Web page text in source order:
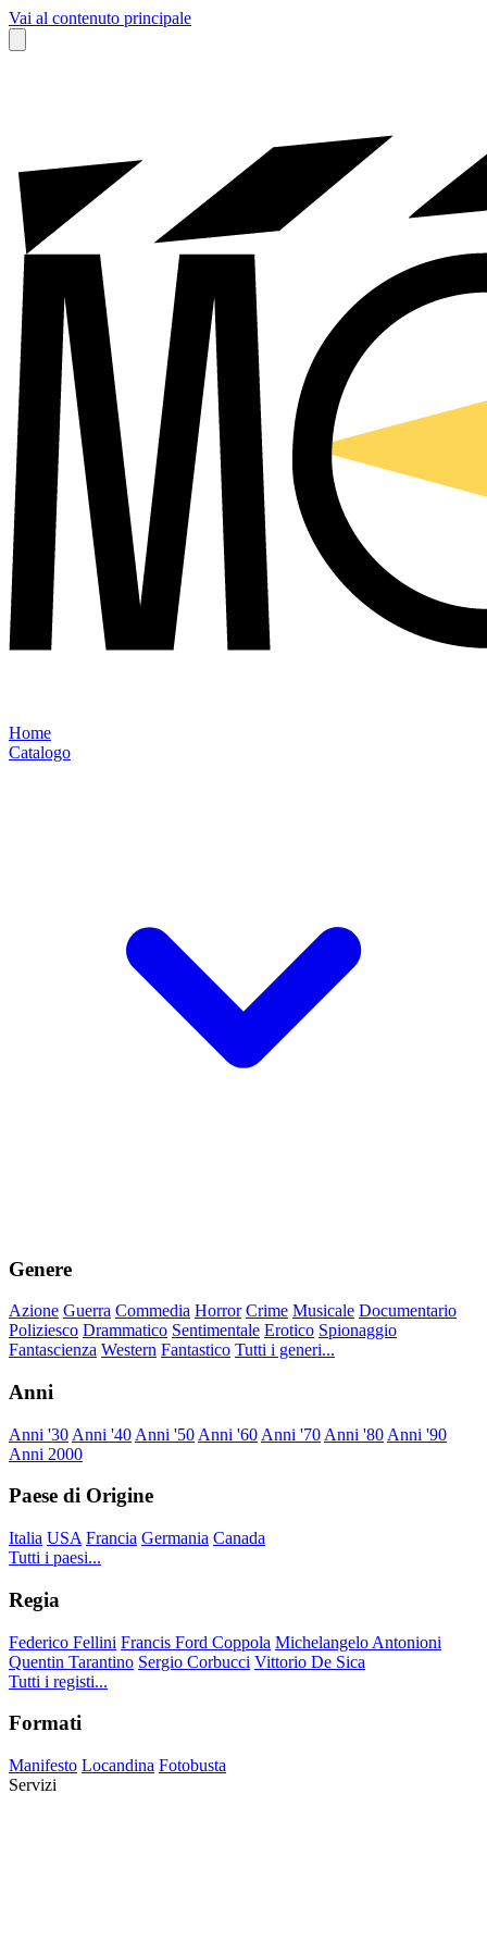
Vai al contenuto principale
Home
Catalogo
Genere
Azione Guerra Commedia Horror Crime Musicale Documentario
Poliziesco Drammatico Sentimentale Erotico Spionaggio
Fantascienza Western Fantastico Tutti i generi...
Anni
Anni '30 Anni '40 Anni '50 Anni '60 Anni '70 Anni '80 Anni '90
Anni 2000
Paese di Origine
Italia USA Francia Germania Canada
Tutti i paesi...
Regia
Federico Fellini Francis Ford Coppola Michelangelo Antonioni
Quentin Tarantino Sergio Corbucci Vittorio De Sica
Tutti i registi...
Formati
Manifesto Locandina Fotobusta
Servizi